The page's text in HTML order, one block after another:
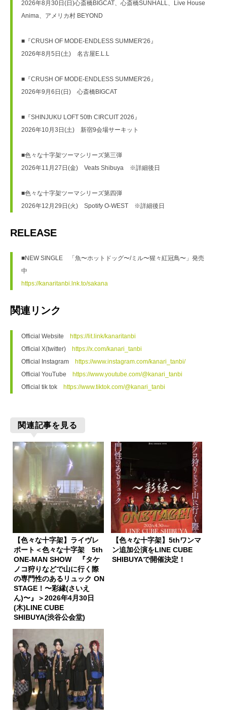
2026年8月30日(日)心斎橋BIGCAT、心斎橋SUNHALL、Live House
Anima、アメリカ村 BEYOND
■『CRUSH OF MODE-ENDLESS SUMMER'26』
2026年8月5日(土)　名古屋E.L.L
■『CRUSH OF MODE-ENDLESS SUMMER'26』
2026年9月6日(日)　心斎橋BIGCAT
■『SHINJUKU LOFT 50th CIRCUIT 2026』
2026年10月3日(土)　新宿9会場サーキット
■色々な十字架ツーマシリーズ第三弾
2026年11月27日(金)　Veats Shibuya　※詳細後日
■色々な十字架ツーマシリーズ第四弾
2026年12月29日(火)　Spotify O-WEST　※詳細後日
RELEASE
■NEW SINGLE　「魚〜ホットドッグ〜/ミル〜猩々紅冠鳥〜」発売
中
https://kanaritanbi.lnk.to/sakana
関連リンク
Official Website https://lit.link/kanaritanbi
Official X(twitter) https://x.com/kanari_tanbi
Official Instagram https://www.instagram.com/kanari_tanbi/
Official YouTube https://www.youtube.com/@kanari_tanbi
Official tik tok https://www.tiktok.com/@kanari_tanbi
関連記事を見る
【色々な十字架】ライヴレ
ポート＜色々な十字架 5th
ONE-MAN SHOW 『タケ
ノコ狩りなどで山に行く際
の専門性のあるリュック ON
STAGE！〜彩縁(さいえ
ん)〜』＞2026年4月30日
(木)LINE CUBE
SHIBUYA(渋谷公会堂)
【色々な十字架】5thワンマ
ン追加公演をLINE CUBE
SHIBUYAで開催決定！